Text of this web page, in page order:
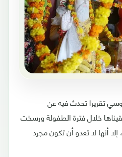
تقريرا تحدث فيه عن
خلال فترة الطفولة ورسخت
أنها لا تعدو أن تكون مجرد